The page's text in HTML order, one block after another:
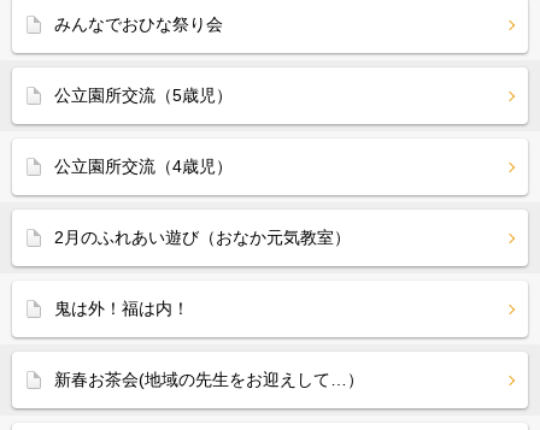
みんなでおひな祭り会
公立園所交流（5歳児）
公立園所交流（4歳児）
2月のふれあい遊び（おなか元気教室）
鬼は外！福は内！
新春お茶会(地域の先生をお迎えして…）